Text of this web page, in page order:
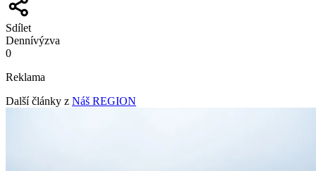
Sdílet
Dennívýzva
0
Reklama
Další články z Náš REGION